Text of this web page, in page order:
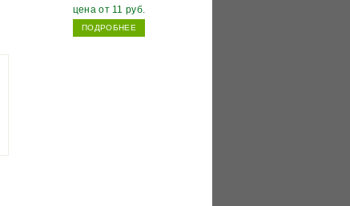
цена от 11 руб.
ПОДРОБНЕЕ